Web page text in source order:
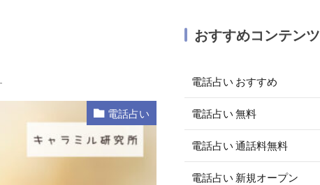
電話占い
おすすめコンテンツ
電話占い おすすめ
電話占い 無料
電話占い 通話料無料
電話占い 新規オープン